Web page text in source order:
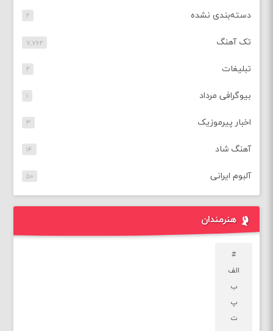
دسته‌بندی نشده ۲
تک آهنگ ۷,۷۶۲
تبلیغات ۲
بیوگرافی مرداد ۱
اخبار پیرموزیک ۳
آهنگ شاد ۱۴
آلبوم ایرانی ۵۰
هنرمندان
#
الف
ب
پ
ت